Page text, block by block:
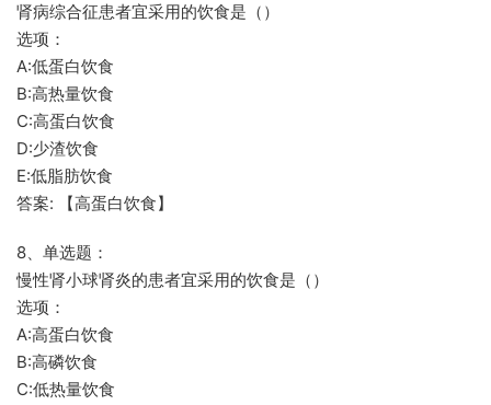
肾病综合征患者宜采用的饮食是（）
选项：
A:低蛋白饮食
B:高热量饮食
C:高蛋白饮食
D:少渣饮食
E:低脂肪饮食
答案: 【高蛋白饮食】
8、单选题：
慢性肾小球肾炎的患者宜采用的饮食是（）
选项：
A:高蛋白饮食
B:高磷饮食
C:低热量饮食